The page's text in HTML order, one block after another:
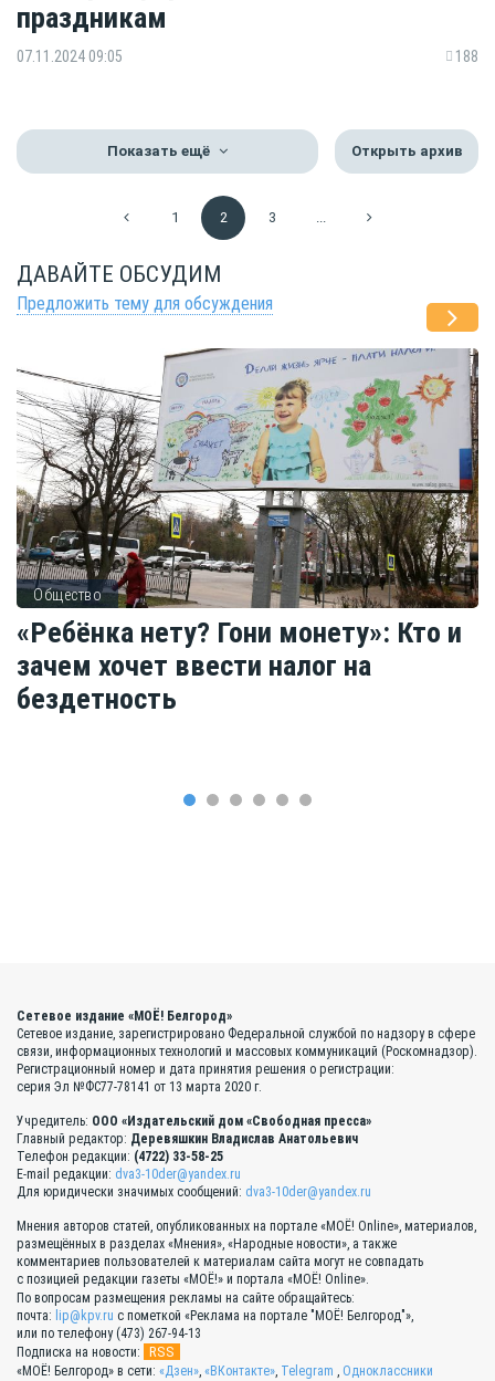
праздникам
07.11.2024 09:05 188
Показать ещё Открыть архив
1 2 3
ДАВАЙТЕ ОБСУДИМ
Предложить тему для обсуждения
Общество
«Ребёнка нету? Гони монету»: Кто и
зачем хочет ввести налог на
бездетность
Сетевое издание «МОЁ! Белгород»
Сетевое издание, зарегистрировано Федеральной службой по надзору в сфере
связи, информационных технологий и массовых коммуникаций (Роскомнадзор).
Регистрационный номер и дата принятия решения о регистрации:
серия Эл №ФС77-78141 от 13 марта 2020 г.
Учредитель: ООО «Издательский дом «Свободная пресса»
Главный редактор: Деревяшкин Владислав Анатольевич
Телефон редакции: (4722) 33-58-25
E-mail редакции: dva3-10der@yandex.ru
Для юридически значимых сообщений: dva3-10der@yandex.ru
Мнения авторов статей, опубликованных на портале «МОЁ! Online», материалов,
размещённых в разделах «Мнения», «Народные новости», а также
комментариев пользователей к материалам сайта могут не совпадать
с позицией редакции газеты «МОЁ!» и портала «МОЁ! Online».
По вопросам размещения рекламы на сайте обращайтесь:
почта: lip@kpv.ru с пометкой «Реклама на портале "МОЁ! Белгород"»,
или по телефону (473) 267-94-13
Подписка на новости:
RSS
«МОЁ! Белгород» в сети: «Дзен», «ВКонтакте», Telegram , Одноклассники